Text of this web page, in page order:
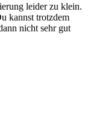
leider zu klein.
kannst trotzdem
nicht sehr gut